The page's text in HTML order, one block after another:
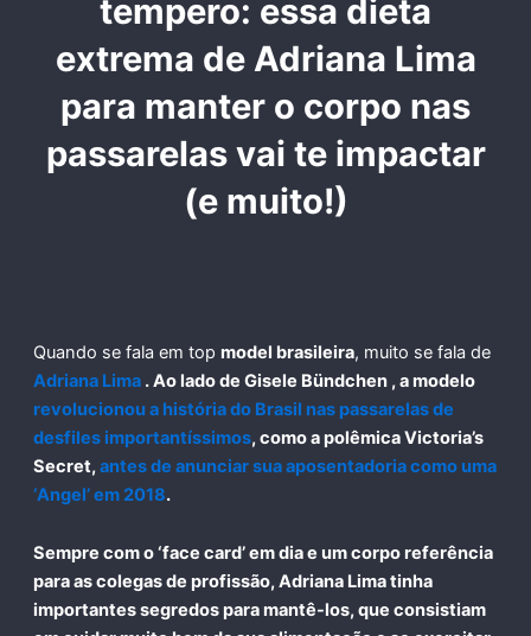
tempero: essa dieta
extrema de Adriana Lima
para manter o corpo nas
passarelas vai te impactar
(e muito!)
Quando se fala em top model brasileira, muito se fala de
Adriana Lima. Ao lado de Gisele Bündchen, a modelo
revolucionou a história do Brasil nas passarelas de
desfiles importantíssimos, como a polêmicaVictoria’s
Secret, antes de anunciar sua aposentadoria como uma
‘Angel’ em 2018.
Sempre com o ‘face card’ em dia e um corpo referência
para as colegas de profissão, Adriana Lima tinha
importantes segredos para mantê-los, que consistiam